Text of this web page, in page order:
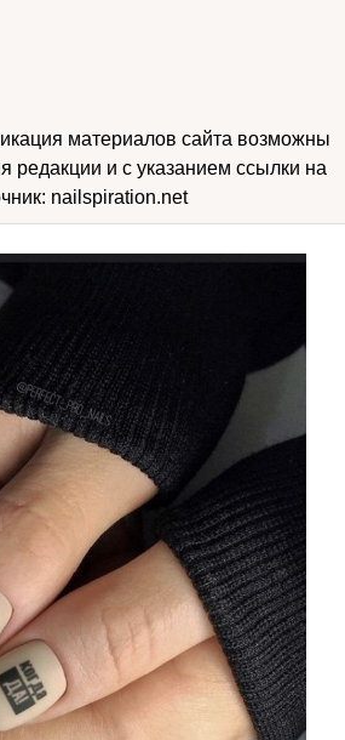
материалов сайта возможны
редакции и с указанием ссылки на
nailspiration.net